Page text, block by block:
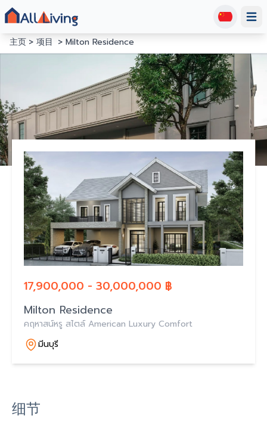
主页
项目 Milton Residence
17,900,000 - 30,000,000 ฿
Milton Residence
คฤหาสน์หรู สไตล์ American Luxury Comfort
มีนบุรี
细节